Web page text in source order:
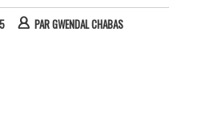
PARGWENDAL CHABAS